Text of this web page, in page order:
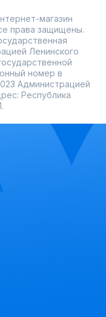
магазин
права защищены.
Ленинского
номер в
Администрацией
Республика